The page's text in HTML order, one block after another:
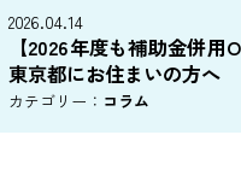
2026.04.14
【2026年度も補助金併用
東京都にお住まいの方へ
カテゴリー： コラム